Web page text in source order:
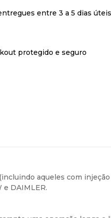
entre 3 a 5 dias úteis
protegido e seguro
aqueles com
DAIMLER.